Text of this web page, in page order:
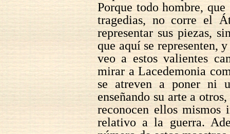
Porque todo hombre,
tragedias, no corre el
representar sus piezas,
que aquí se representen,
veo a estos valientes
mirar a Lacedemonia
se atreven a poner ni
enseñando su arte a
reconocen ellos mismos
relativo a la guerra.